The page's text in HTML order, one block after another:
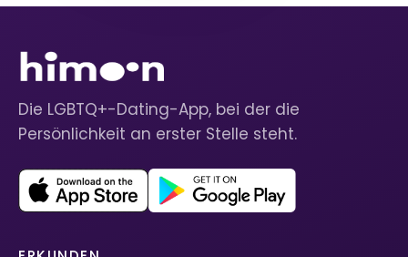
Die LGBTQ+-Dating-App, bei der die
Persönlichkeit an erster Stelle steht.